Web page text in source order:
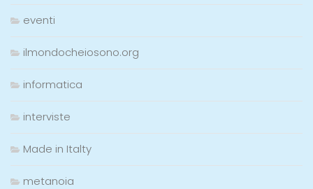
eventi
ilmondocheiosono.org
informatica
interviste
Made in Italty
metanoia